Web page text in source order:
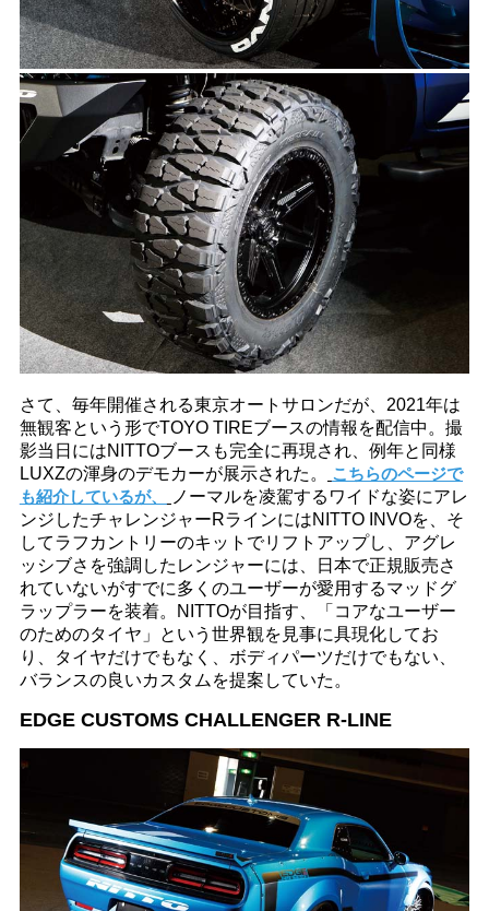
さて、毎年開催される東京オートサロンだが、2021年は
無観客という形でTOYO TIREブースの情報を配信中。撮
影当日にはNITTOブースも完全に再現され、例年と同様
LUXZの渾身のデモカーが展示された。
こちらのページで
も紹介しているが、
ノーマルを凌駕するワイドな姿にアレ
ンジしたチャレンジャーRラインにはNITTO INVOを、そ
してラフカントリーのキットでリフトアップし、アグレ
ッシブさを強調したレンジャーには、日本で正規販売さ
れていないがすでに多くのユーザーが愛用するマッドグ
ラップラーを装着。NITTOが目指す、「コアなユーザー
のためのタイヤ」という世界観を見事に具現化してお
り、タイヤだけでもなく、ボディパーツだけでもない、
バランスの良いカスタムを提案していた。
EDGE CUSTOMS CHALLENGER R-LINE